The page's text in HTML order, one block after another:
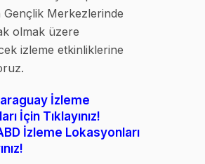
Merkezlerinde
olmak üzere
izleme etkinliklerine
İzleme
İçin Tıklayınız!
İzleme Lokasyonları